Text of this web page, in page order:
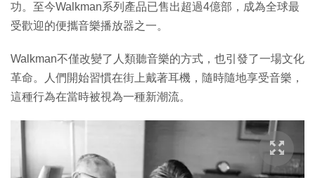
功。至今Walkman系列產品已售出超過4億部，成為全球最
受歡迎的便攜音樂播放器之一。
Walkman不僅改變了人類聽音樂的方式，也引發了一場文化
革命。人們開始習慣在街上戴著耳機，隨時隨地享受音樂，
這種行為在當時被視為一種新潮流。